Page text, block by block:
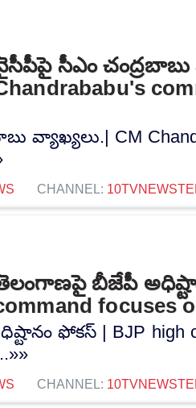
సీఎం చంద్రబాబు
వ్యాఖ్యలు.| CM
CHANNEL:
బీజేపీ
focuses
ఫోకస్ | BJP high
CHANNEL: